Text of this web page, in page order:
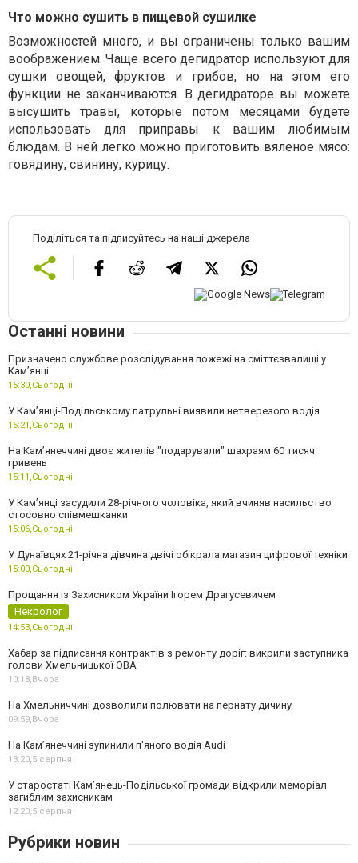
Что можно сушить в пищевой сушилке
Возможностей много, и вы ограничены только вашим
воображением. Чаще всего дегидратор используют для
сушки овощей, фруктов и грибов, но на этом его
функции не заканчиваются. В дегидраторе вы можете
высушить травы, которые потом месяцами будете
использовать для приправы к вашим любимым
блюдам. В ней легко можно приготовить вяленое мясо:
говядину, свинину, курицу.
Поділіться та підписуйтесь на наші джерела
Останні новини
Призначено службове розслідування пожежі на сміттєзвалищі у
Кам’янці
15:30,Сьогодні
У Кам’янці-Подільському патрульні виявили нетверезого водія
15:21,Сьогодні
На Камʼянеччині двоє жителів "подарували" шахраям 60 тисяч
гривень
15:11,Сьогодні
У Камʼянці засудили 28-річного чоловіка, який вчиняв насильство
стосовно співмешканки
15:06,Сьогодні
У Дунаївцях 21-річна дівчина двічі обікрала магазин цифрової техніки
15:00,Сьогодні
Прощання із Захисником України Ігорем Драгусевичем
Некролог
14:53,Сьогодні
Хабар за підписання контрактів з ремонту доріг: викрили заступника
голови Хмельницької ОВА
10:18, Вчора
На Хмельниччині дозволили полювати на пернату дичину
09:59, Вчора
На Камʼянеччині зупинили п'яного водія Audi
13:20,5 серпня
У старостаті Кам’янець-Подільської громади відкрили меморіал
загиблим захисникам
12:20,5 серпня
Рубрики новин